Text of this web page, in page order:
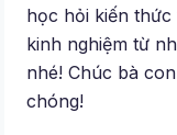
học hỏi kiến
kinh nghiệm từ
nhé! Chúc bà
chóng!